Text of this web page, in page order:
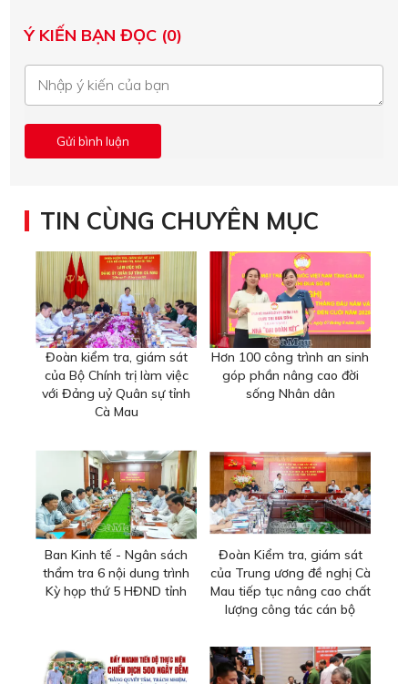
Ý KIẾN BẠN ĐỌC (0)
TIN CÙNG CHUYÊN MỤC
Đoàn kiểm tra, giám sát
của Bộ Chính trị làm việc
với Đảng uỷ Quân sự tỉnh
Cà Mau
Hơn 100 công trình an sinh
góp phần nâng cao đời
sống Nhân dân
Ban Kinh tế - Ngân sách
thẩm tra 6 nội dung trình
Kỳ họp thứ 5 HĐND tỉnh
Đoàn Kiểm tra, giám sát
của Trung ương đề nghị Cà
Mau tiếp tục nâng cao chất
lượng công tác cán bộ